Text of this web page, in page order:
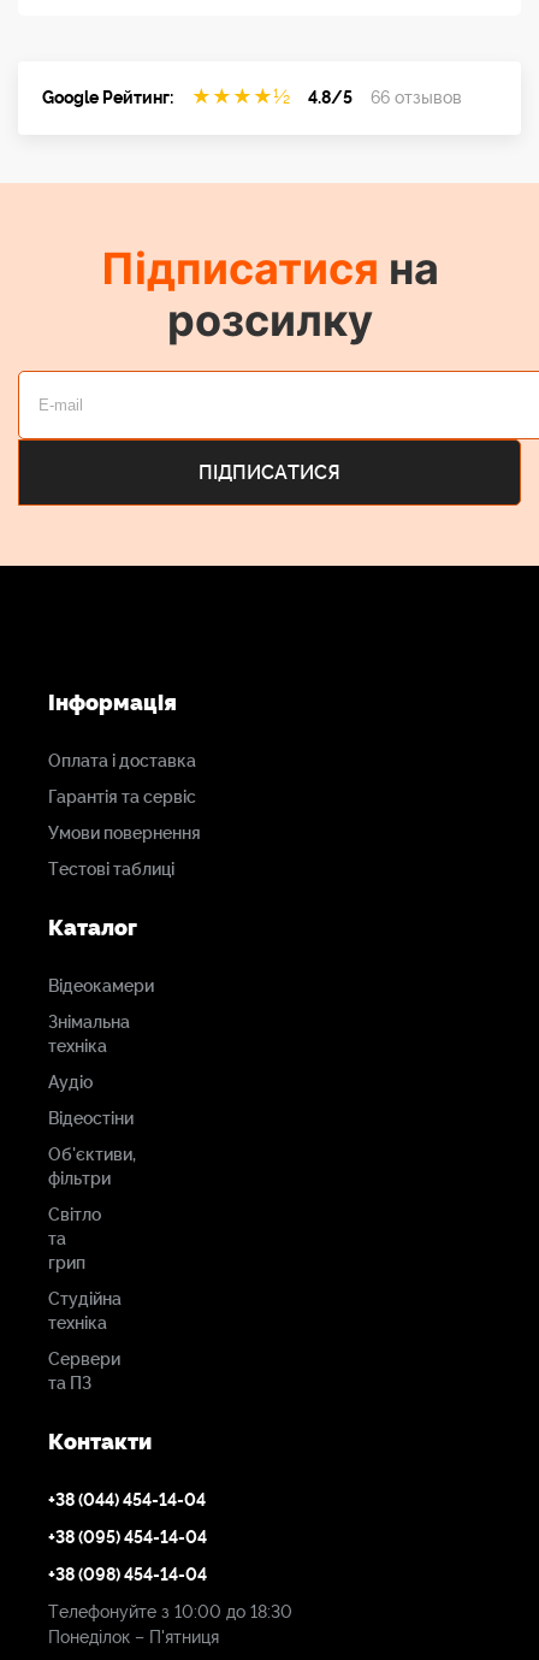
Google Рейтинг: ★ ★ ★ ★½ 4.8/5 66 отзывов
Підписатися на
розсилку
Інформація
Оплата і доставка
Гарантія та сервіс
Умови повернення
Тестові таблиці
Каталог
Відеокамери
Знімальна
техніка
Аудіо
Відеостіни
Об'єктиви,
фільтри
Світло
та
грип
Студійна
техніка
Сервери
та ПЗ
Контакти
+38 (044) 454-14-04
+38 (095) 454-14-04
+38 (098) 454-14-04
Телефонуйте з 10:00 до 18:30
Понеділок – П'ятниця